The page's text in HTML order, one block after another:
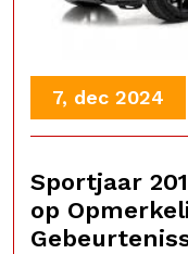
7, dec 2024
Sportjaar
op